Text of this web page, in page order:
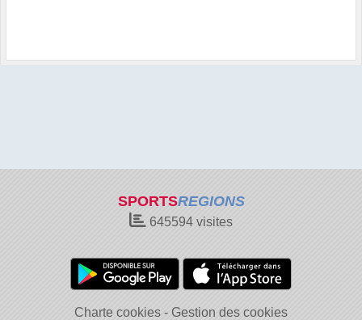
SPORTSREGIONS
645594 visites
Charte cookies Gestion des cookies